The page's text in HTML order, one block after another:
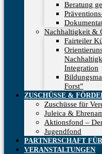
Beratung
Nachhaltigkeit &
Fairteiler
Integration
Forst”
ZUSCHÜSSE &
Zuschüsse für
Juleica &
Aktionsfond –
Jugendfond
PARTNERSCHAFT
VERANSTALTUNGEN